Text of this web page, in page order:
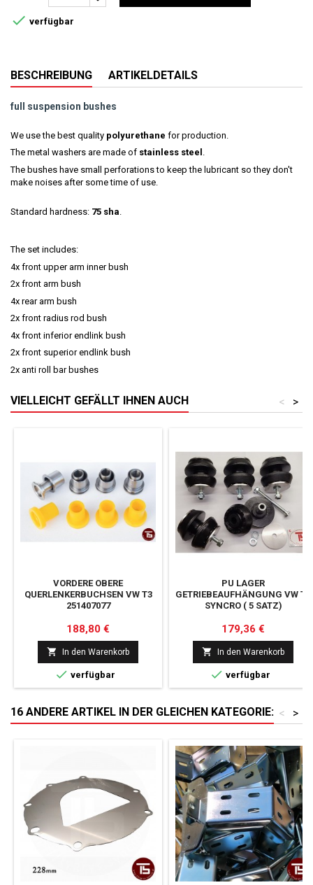
 verfügbar
BESCHREIBUNG ARTIKELDETAILS
full suspension bushes
We use the best quality polyurethane for production.
The metal washers are made of stainless steel .
The bushes have small perforations to keep the lubricant so they don't
make noises after some time of use.
Standard hardness: 75 sha.
The set includes:
4x front upper arm inner bush
2x front arm bush
4x rear arm bush
2x front radius rod bush
4x front inferior endlink bush
2x front superior endlink bush
2x anti roll bar bushes
VIELLEICHT GEFÄLLT IHNEN AUCH >
<
VORDERE OBERE
QUERLENKERBUCHSEN VW T3
251407077
Preis
188,80 €
 In den Warenkorb
 verfügbar
PU LAGER
GETRIEBEAUFHÄNGUNG VW T3
SYNCRO ( 5 SATZ)
Preis
179,36 €
 In den Warenkorb
 verfügbar
16 ANDERE ARTIKEL IN DER GLEICHEN KATEGORIE: >
<